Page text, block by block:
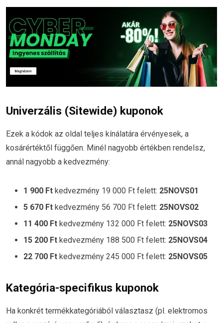
Univerzális (Sitewide) kuponok
Ezek a kódok az oldal teljes kínálatára érvényesek, a
kosárértéktől függően. Minél nagyobb értékben rendelsz,
annál nagyobb a kedvezmény:
1 900 Ft kedvezmény 19 000 Ft felett: 25NOVS01
5 670 Ft kedvezmény 56 700 Ft felett: 25NOVS02
11 400 Ft kedvezmény 132 000 Ft felett: 25NOVS03
15 200 Ft kedvezmény 188 500 Ft felett: 25NOVS04
22 700 Ft kedvezmény 245 000 Ft felett: 25NOVS05
Kategória-specifikus kuponok
Ha konkrét termékkategóriából választasz (pl. elektromos